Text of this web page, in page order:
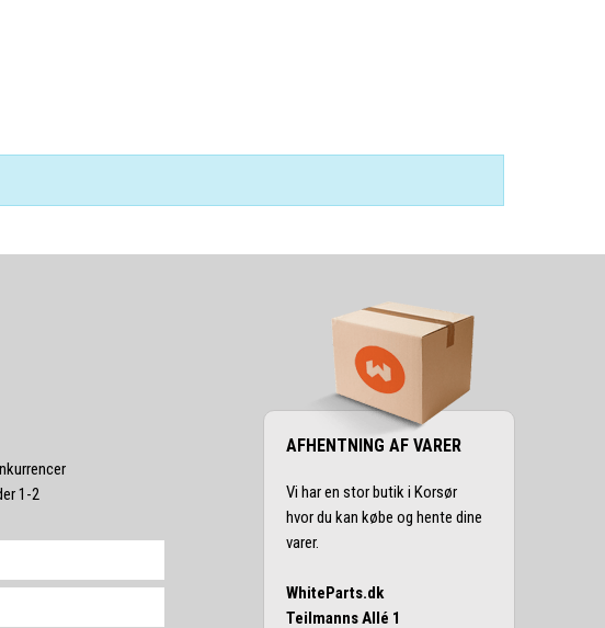
1-2
AFHENTNING AF VARER
Vi har en stor butik i Korsør
hvor du kan købe og hente dine
varer.
WhiteParts.dk
Teilmanns Allé 1